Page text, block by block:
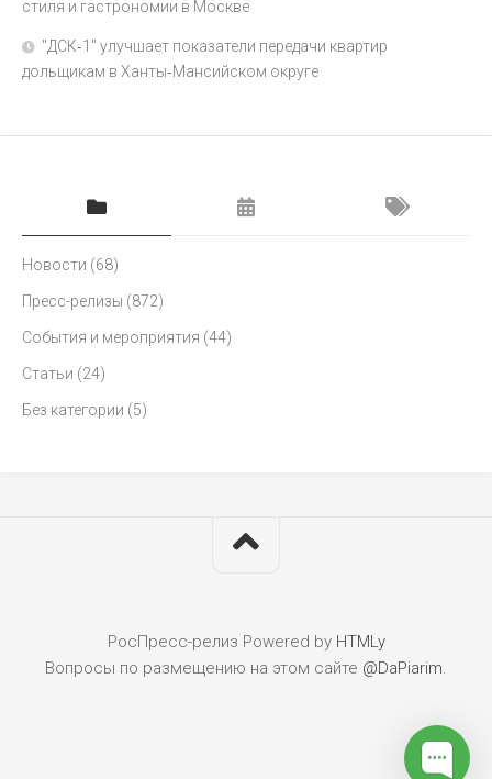
стиля и гастрономии в Москве
"ДСК‑1" улучшает показатели передачи квартир
дольщикам в Ханты‑Мансийском округе
Новости (68)
Пресс-релизы (872)
События и мероприятия (44)
Статьи (24)
Без категории (5)
РосПресс-релиз Powered by HTMLy
Вопросы по размещению на этом сайте @DaPiarim.